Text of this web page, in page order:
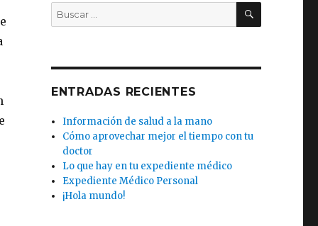
Buscar
por:
BUSCAR
ENTRADAS RECIENTES
Información de salud a la mano
Cómo aprovechar mejor el tiempo con tu
doctor
Lo que hay en tu expediente médico
Expediente Médico Personal
¡Hola mundo!